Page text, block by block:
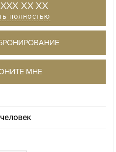
XX XX
полностью
МНЕ